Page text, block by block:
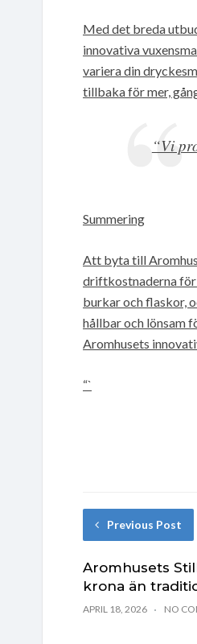
Med det breda
innovativa
variera din
tillbaka för mer,
“Vi
Summering
Att byta till
driftkostnaderna för
burkar och flaskor,
hållbar och lönsam
Aromhusets
“`
Previous Post
Aromhusets
krona än
APRIL 18, 2026 NO